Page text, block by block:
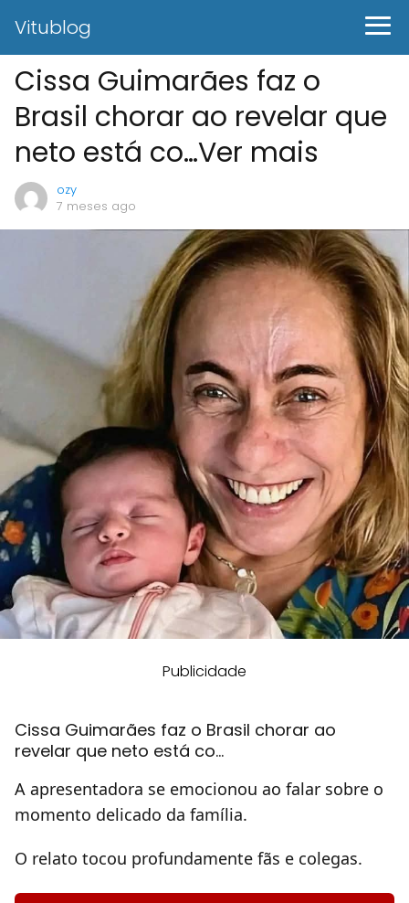
Vitublog
Cissa Guimarães faz o
Brasil chorar ao revelar que
neto está co…Ver mais
ozy
7 meses ago
Publicidade
Cissa Guimarães faz o Brasil chorar ao
revelar que neto está co…
A apresentadora se emocionou ao falar sobre o
momento delicado da família.
O relato tocou profundamente fãs e colegas.